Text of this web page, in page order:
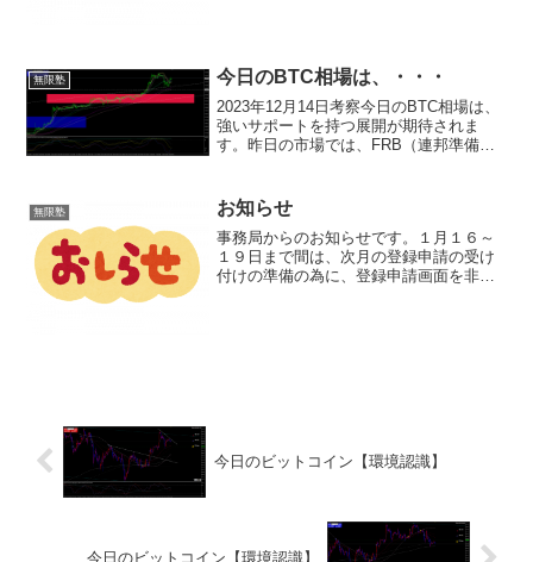
ん。宜しければご参加くだ...
無限塾 今日のBTC相場は、・・・
2023年12月14日考察今日のBTC相場は、
強いサポートを持つ展開が期待されま
す。昨日の市場では、FRB（連邦準備制
れない」と指摘しましたが、FOMC（連
邦公開市場...
無限塾 お知らせ
事務局からのお知らせです。１月１６～
１９日まで間は、次月の登録申請の受け
付けの準備の為に、登録申請画面を非公
今日のビットコイン【環境認識】
今日のビットコイン【環境認識】